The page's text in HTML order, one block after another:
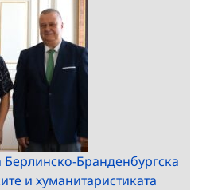
Берлинско-Бранденбургска
и хуманитаристиката